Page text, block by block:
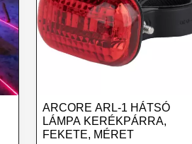
ARCORE ARL-1 HÁTSÓ
LÁMPA KERÉKPÁRRA,
FEKETE, MÉRET